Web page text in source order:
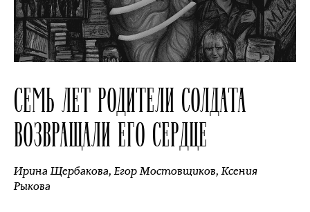
СЕМЬ ЛЕТ РОДИТЕЛИ СОЛДАТА
ВОЗВРАЩАЛИ ЕГО СЕРДЦЕ
Ирина Щербакова,Егор Мостовщиков,Ксения
Рыкова